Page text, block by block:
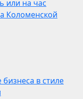
или на час
Коломенской
в стиле